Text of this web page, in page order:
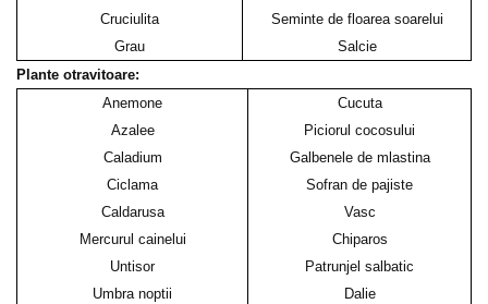
Cruciulita
Grau
Seminte de floarea soarelui
Salcie
Plante otravitoare:
Anemone
Azalee
Caladium
Ciclama
Caldarusa
Mercurul cainelui
Untisor
Umbra noptii
Cucuta
Piciorul cocosului
Galbenele de mlastina
Sofran de pajiste
Vasc
Chiparos
Patrunjel salbatic
Dalie